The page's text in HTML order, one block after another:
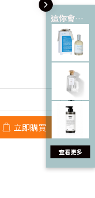
這你會愛 💘
立即購買